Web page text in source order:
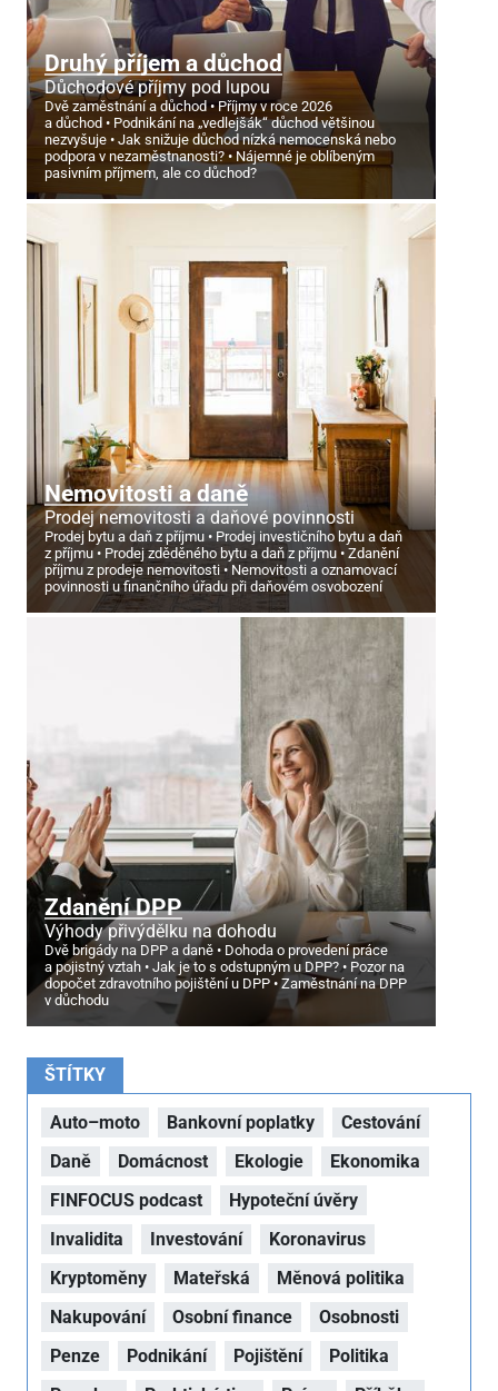
Druhý příjem a důchod
Důchodové příjmy pod lupou
Dvě zaměstnání a důchod
Příjmy v roce 2026
a důchod
Podnikání na „vedlejšák“ důchod většinou
nezvyšuje
Jak snižuje důchod nízká nemocenská nebo
podpora v nezaměstnanosti?
Nájemné je oblíbeným
pasivním příjmem, ale co důchod?
Nemovitosti a daně
Prodej nemovitosti a daňové povinnosti
Prodej bytu a daň z příjmu
Prodej investičního bytu a daň
z příjmu
Prodej zděděného bytu a daň z příjmu
Zdanění
příjmu z prodeje nemovitosti
Nemovitosti a oznamovací
povinnosti u finančního úřadu při daňovém osvobození
Zdanění DPP
Výhody přivýdělku na dohodu
Dvě brigády na DPP a daně
Dohoda o provedení práce
a pojistný vztah
Jak je to s odstupným u DPP?
Pozor na
dopočet zdravotního pojištění u DPP
Zaměstnání na DPP
v důchodu
ŠTÍTKY
Auto–moto Bankovní poplatky
Cestování
Daně
Domácnost Ekologie
Ekonomika
FINFOCUS podcast
Hypoteční úvěry
Invalidita
Investování
Koronavirus
Kryptoměny
Mateřská
Měnová politika
Nakupování
Osobní finance
Osobnosti
Penze
Podnikání Pojištění
Politika